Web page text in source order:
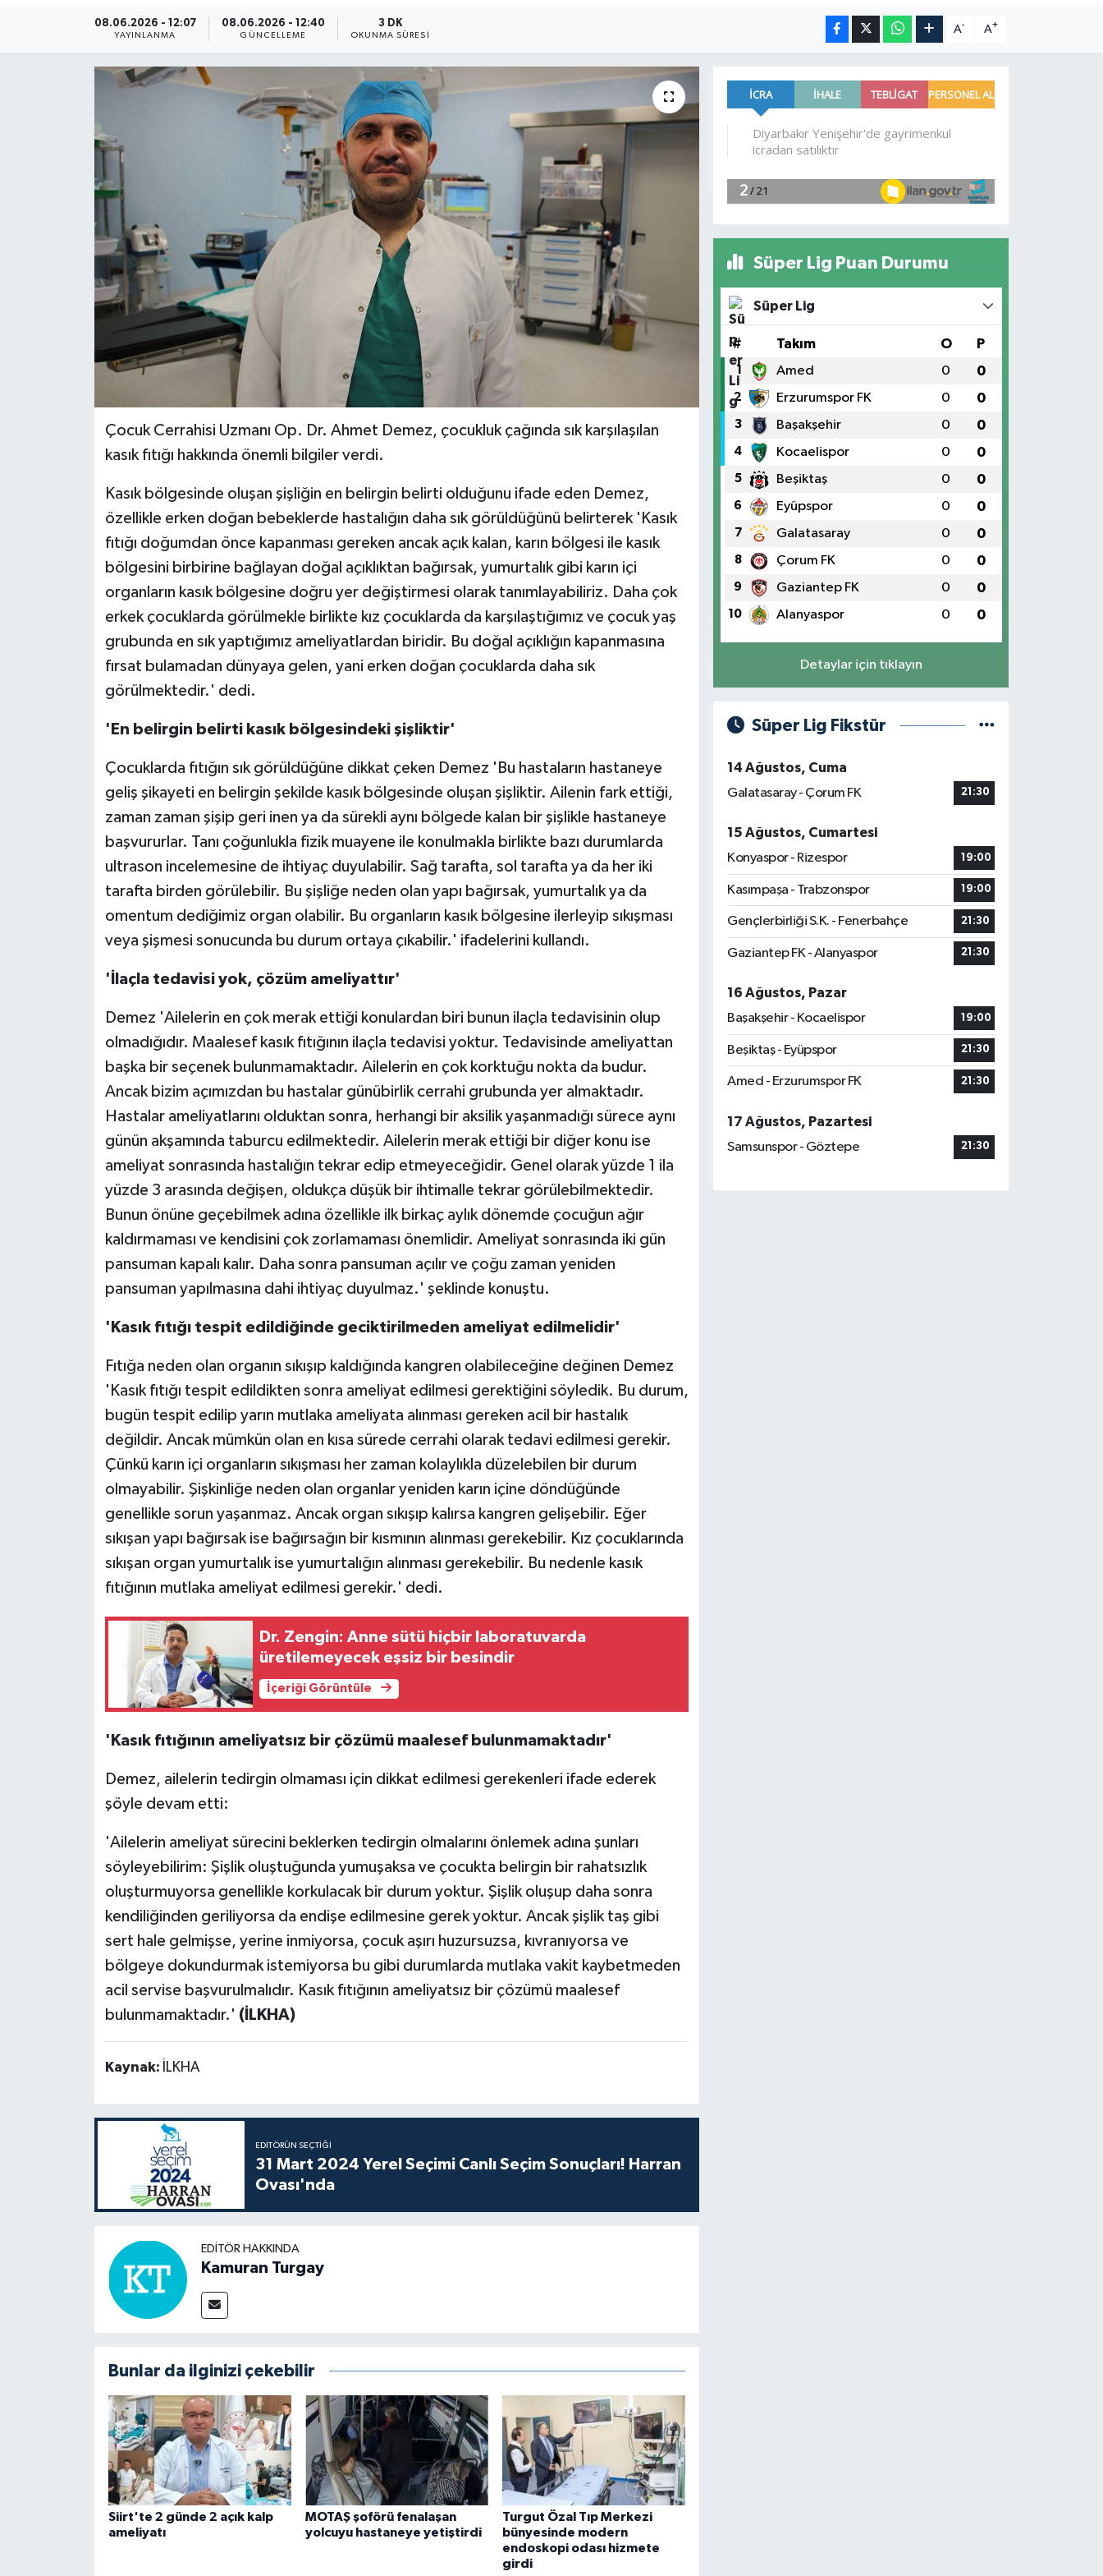
08.06.2026 - 12:07
YAYINLANMA
08.06.2026 - 12:40
GÜNCELLEME
3 DK
OKUNMA SÜRESI
A- A+
Çocuk Cerrahisi Uzmanı Op. Dr. Ahmet Demez, çocukluk çağında sık karşılaşılan
kasık fıtığı hakkında önemli bilgiler verdi.
Kasık bölgesinde oluşan şişliğin en belirgin belirti olduğunu ifade eden Demez,
özellikle erken doğan bebeklerde hastalığın daha sık görüldüğünü belirterek 'Kasık
fıtığı doğumdan önce kapanması gereken ancak açık kalan, karın bölgesi ile kasık
bölgesini birbirine bağlayan doğal açıklıktan bağırsak, yumurtalık gibi karın içi
organların kasık bölgesine doğru yer değiştirmesi olarak tanımlayabiliriz. Daha çok
erkek çocuklarda görülmekle birlikte kız çocuklarda da karşılaştığımız ve çocuk yaş
grubunda en sık yaptığımız ameliyatlardan biridir. Bu doğal açıklığın kapanmasına
fırsat bulamadan dünyaya gelen, yani erken doğan çocuklarda daha sık
görülmektedir.' dedi.
'En belirgin belirti kasık bölgesindeki şişliktir'
Çocuklarda fıtığın sık görüldüğüne dikkat çeken Demez 'Bu hastaların hastaneye
geliş şikayeti en belirgin şekilde kasık bölgesinde oluşan şişliktir. Ailenin fark ettiği,
zaman zaman şişip geri inen ya da sürekli aynı bölgede kalan bir şişlikle hastaneye
başvururlar. Tanı çoğunlukla fizik muayene ile konulmakla birlikte bazı durumlarda
ultrason incelemesine de ihtiyaç duyulabilir. Sağ tarafta, sol tarafta ya da her iki
tarafta birden görülebilir. Bu şişliğe neden olan yapı bağırsak, yumurtalık ya da
omentum dediğimiz organ olabilir. Bu organların kasık bölgesine ilerleyip sıkışması
veya şişmesi sonucunda bu durum ortaya çıkabilir.' ifadelerini kullandı.
'İlaçla tedavisi yok, çözüm ameliyattır'
Demez 'Ailelerin en çok merak ettiği konulardan biri bunun ilaçla tedavisinin olup
olmadığıdır. Maalesef kasık fıtığının ilaçla tedavisi yoktur. Tedavisinde ameliyattan
başka bir seçenek bulunmamaktadır. Ailelerin en çok korktuğu nokta da budur.
Ancak bizim açımızdan bu hastalar günübirlik cerrahi grubunda yer almaktadır.
Hastalar ameliyatlarını olduktan sonra, herhangi bir aksilik yaşanmadığı sürece aynı
günün akşamında taburcu edilmektedir. Ailelerin merak ettiği bir diğer konu ise
ameliyat sonrasında hastalığın tekrar edip etmeyeceğidir. Genel olarak yüzde 1 ila
yüzde 3 arasında değişen, oldukça düşük bir ihtimalle tekrar görülebilmektedir.
Bunun önüne geçebilmek adına özellikle ilk birkaç aylık dönemde çocuğun ağır
kaldırmaması ve kendisini çok zorlamaması önemlidir. Ameliyat sonrasında iki gün
pansuman kapalı kalır. Daha sonra pansuman açılır ve çoğu zaman yeniden
pansuman yapılmasına dahi ihtiyaç duyulmaz.' şeklinde konuştu.
'Kasık fıtığı tespit edildiğinde geciktirilmeden ameliyat edilmelidir'
Fıtığa neden olan organın sıkışıp kaldığında kangren olabileceğine değinen Demez
'Kasık fıtığı tespit edildikten sonra ameliyat edilmesi gerektiğini söyledik. Bu durum,
bugün tespit edilip yarın mutlaka ameliyata alınması gereken acil bir hastalık
değildir. Ancak mümkün olan en kısa sürede cerrahi olarak tedavi edilmesi gerekir.
Çünkü karın içi organların sıkışması her zaman kolaylıkla düzelebilen bir durum
olmayabilir. Şişkinliğe neden olan organlar yeniden karın içine döndüğünde
genellikle sorun yaşanmaz. Ancak organ sıkışıp kalırsa kangren gelişebilir. Eğer
sıkışan yapı bağırsak ise bağırsağın bir kısmının alınması gerekebilir. Kız çocuklarında
sıkışan organ yumurtalık ise yumurtalığın alınması gerekebilir. Bu nedenle kasık
fıtığının mutlaka ameliyat edilmesi gerekir.' dedi.
Dr. Zengin: Anne sütü hiçbir laboratuvarda
üretilemeyecek eşsiz bir besindir
İçeriği Görüntüle
'Kasık fıtığının ameliyatsız bir çözümü maalesef bulunmamaktadır'
Demez, ailelerin tedirgin olmaması için dikkat edilmesi gerekenleri ifade ederek
şöyle devam etti:
'Ailelerin ameliyat sürecini beklerken tedirgin olmalarını önlemek adına şunları
söyleyebilirim: Şişlik oluştuğunda yumuşaksa ve çocukta belirgin bir rahatsızlık
oluşturmuyorsa genellikle korkulacak bir durum yoktur. Şişlik oluşup daha sonra
kendiliğinden geriliyorsa da endişe edilmesine gerek yoktur. Ancak şişlik taş gibi
sert hale gelmişse, yerine inmiyorsa, çocuk aşırı huzursuzsa, kıvranıyorsa ve
bölgeye dokundurmak istemiyorsa bu gibi durumlarda mutlaka vakit kaybetmeden
acil servise başvurulmalıdır. Kasık fıtığının ameliyatsız bir çözümü maalesef
bulunmamaktadır.' (İLKHA)
Kaynak: İLKHA
EDITÖRÜN SEÇTIĞI
31 Mart 2024 Yerel Seçimi Canlı Seçim Sonuçları! Harran
Ovası'nda
EDITÖR HAKKINDA
Kamuran Turgay
Bunlar da ilginizi çekebilir
Siirt'te 2 günde 2 açık kalp
ameliyatı
MOTAŞ şoförü fenalaşan
yolcuyu hastaneye yetiştirdi
Turgut Özal Tıp Merkezi
bünyesinde modern
endoskopi odası hizmete
girdi
Süper Lig Puan Durumu
Süper Lig
# Takım O P
1 Amed 0 0
2 Erzurumspor FK 0 0
3 Başakşehir 0 0
4 Kocaelispor 0 0
5 Beşiktaş 0 0
6 Eyüpspor 0 0
7 Galatasaray 0 0
8 Çorum FK 0 0
9 Gaziantep FK 0 0
10 Alanyaspor 0 0
Detaylar için tıklayın
Süper Lig Fikstür
14 Ağustos, Cuma
Galatasaray - Çorum FK
21:30
15 Ağustos, Cumartesi
Konyaspor - Rizespor
19:00
Kasımpaşa - Trabzonspor 19:00
Gençlerbirliği S.K. - Fenerbahçe 21:30
Gaziantep FK - Alanyaspor 21:30
16 Ağustos, Pazar
Başakşehir - Kocaelispor
19:00
Beşiktaş - Eyüpspor 21:30
Amed - Erzurumspor FK 21:30
17 Ağustos, Pazartesi
Samsunspor - Göztepe
21:30